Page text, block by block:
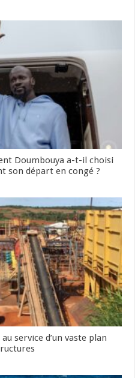
Doumbouya a-t-il choisi
son départ en congé ?
service d’un vaste plan